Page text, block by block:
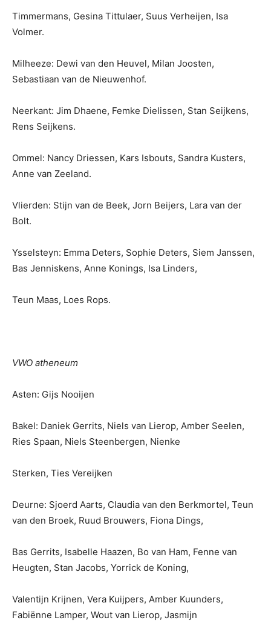
Timmermans, Gesina Tittulaer, Suus Verheijen, Isa
Volmer.
Milheeze: Dewi van den Heuvel, Milan Joosten,
Sebastiaan van de Nieuwenhof.
Neerkant: Jim Dhaene, Femke Dielissen, Stan Seijkens,
Rens Seijkens.
Ommel: Nancy Driessen, Kars Isbouts, Sandra Kusters,
Anne van Zeeland.
Vlierden: Stijn van de Beek, Jorn Beijers, Lara van der
Bolt.
Ysselsteyn: Emma Deters, Sophie Deters, Siem Janssen,
Bas Jenniskens, Anne Konings, Isa Linders,
Teun Maas, Loes Rops.
VWO atheneum
Asten: Gijs Nooijen
Bakel: Daniek Gerrits, Niels van Lierop, Amber Seelen,
Ries Spaan, Niels Steenbergen, Nienke
Sterken, Ties Vereijken
Deurne: Sjoerd Aarts, Claudia van den Berkmortel, Teun
van den Broek, Ruud Brouwers, Fiona Dings,
Bas Gerrits, Isabelle Haazen, Bo van Ham, Fenne van
Heugten, Stan Jacobs, Yorrick de Koning,
Valentijn Krijnen, Vera Kuijpers, Amber Kuunders,
Fabiënne Lamper, Wout van Lierop, Jasmijn